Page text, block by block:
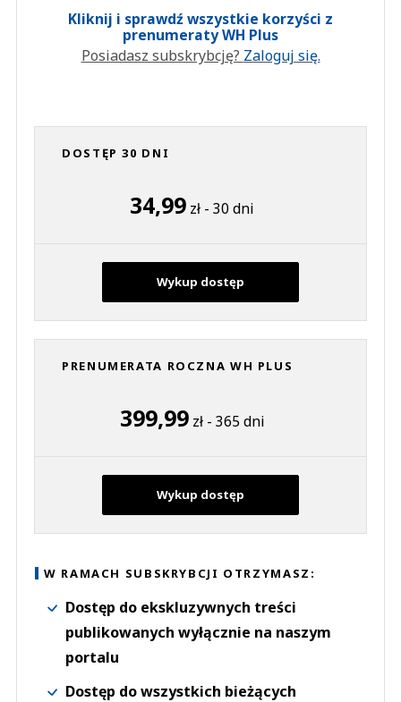
Kliknij i sprawdź wszystkie korzyści z
prenumeraty WH Plus
Posiadasz subskrybcję? Zaloguj się.
DOSTĘP 30 DNI
34,99 zł - 30 dni
Wykup dostęp
PRENUMERATA ROCZNA WH PLUS
399,99zł - 365 dni
Wykup dostęp
W RAMACH SUBSKRYBCJI OTRZYMASZ:
Dostęp do ekskluzywnych treści
publikowanych wyłącznie na naszym
portalu
Dostęp do wszystkich bieżących